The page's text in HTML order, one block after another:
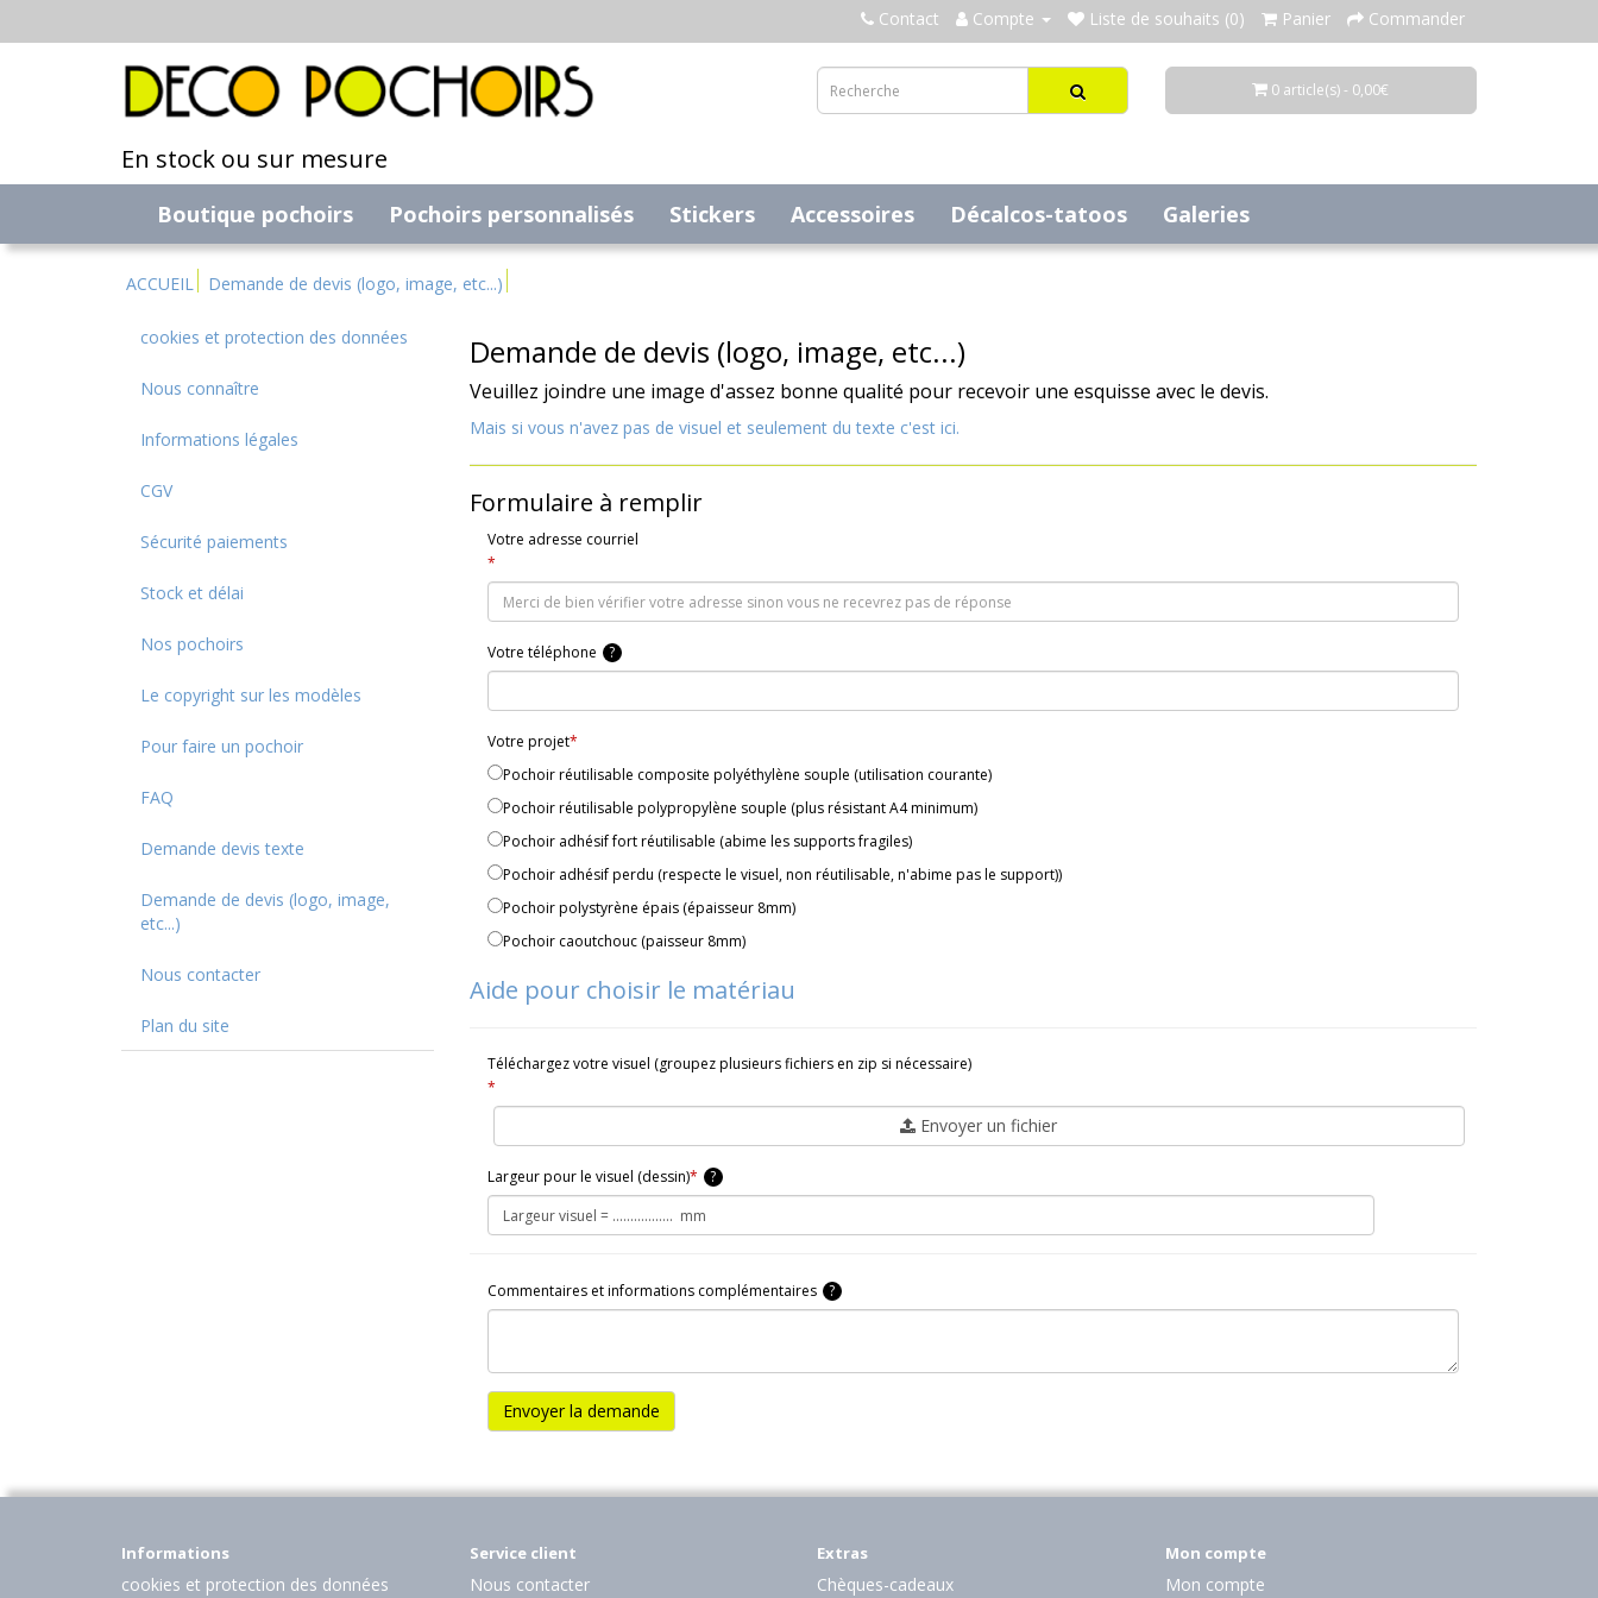
Contact Compte Liste de souhaits (0) Panier Commander
En stock ou sur mesure
0 article(s) - 0,00€
Boutique pochoirs Pochoirs personnalisés Stickers Accessoires Décalcos-tatoos Galeries
ACCUEIL Demande de devis (logo, image, etc...)
cookies et protection des données
Nous connaître
Informations légales
CGV
Sécurité paiements
Stock et délai
Nos pochoirs
Le copyright sur les modèles
Pour faire un pochoir
FAQ
Demande devis texte
Demande de devis (logo, image,
etc...)
Nous contacter
Plan du site
Demande de devis (logo, image, etc...)
Veuillez joindre une image d'assez bonne qualité pour recevoir une esquisse avec le devis.
Mais si vous n'avez pas de visuel et seulement du texte c'est ici.
Formulaire à remplir
Votre adresse courriel
*
Votre téléphone ?
Votre projet*
Pochoir réutilisable composite polyéthylène souple (utilisation courante)
Pochoir réutilisable polypropylène souple (plus résistant A4 minimum)
Pochoir adhésif fort réutilisable (abime les supports fragiles)
Pochoir adhésif perdu (respecte le visuel, non réutilisable, n'abime pas le support))
Pochoir polystyrène épais (épaisseur 8mm)
Pochoir caoutchouc (paisseur 8mm)
Aide pour choisir le matériau
Téléchargez votre visuel (groupez plusieurs fichiers en zip si nécessaire)
*
Envoyer un fichier
Largeur pour le visuel (dessin)* ?
Commentaires et informations complémentaires ?
Envoyer la demande
Informations
cookies et protection des données
Service client
Nous contacter
Extras
Chèques-cadeaux
Mon compte
Mon compte